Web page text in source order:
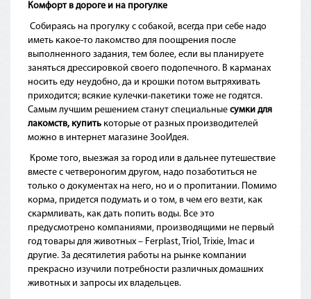
Комфорт в дороге и на прогулке
Собираясь на прогулку с собакой, всегда при себе надо
иметь какое-то лакомство для поощрения после
выполненного задания, тем более, если вы планируете
заняться дрессировкой своего подопечного. В карманах
носить еду неудобно, да и крошки потом вытряхивать
приходится; всякие кулечки-пакетики тоже не годятся.
Самым лучшим решением станут специальные сумки для
лакомств, купить которые от разных производителей
можно в интернет магазине ЗооИдея.
Кроме того, выезжая за город или в дальнее путешествие
вместе с четвероногим другом, надо позаботиться не
только о документах на него, но и о пропитании. Помимо
корма, придется подумать и о том, в чем его везти, как
скармливать, как дать попить воды. Все это
предусмотрено компаниями, производящими не первый
год товары для животных – Ferplast, Triol, Trixie, Imac и
другие. За десятилетия работы на рынке компании
прекрасно изучили потребности различных домашних
животных и запросы их владельцев.